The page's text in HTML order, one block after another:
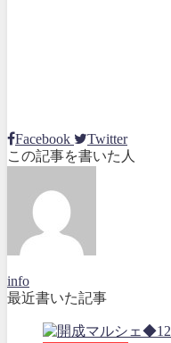
Facebook
Twitter
この記事を書いた人
info
最近書いた記事